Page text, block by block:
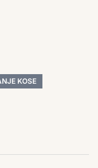
KOSE